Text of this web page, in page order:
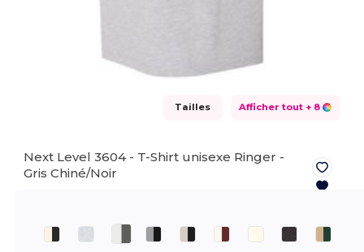
Tailles Afficher tout + 8
Next Level 3604 - T-Shirt unisexe Ringer -
Gris Chiné/Noir